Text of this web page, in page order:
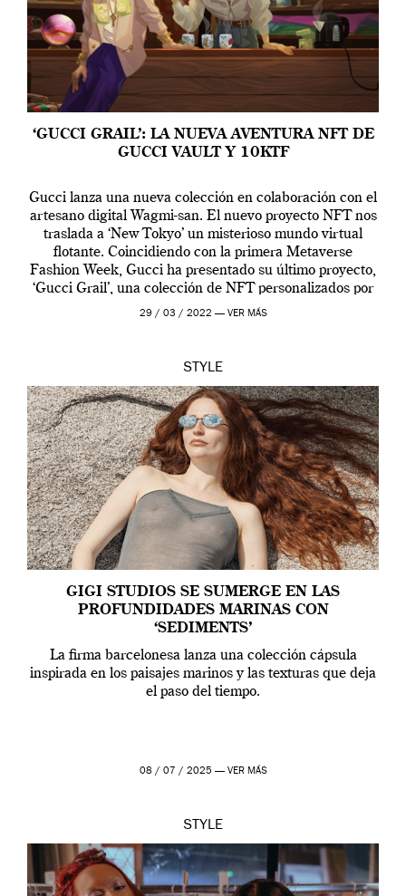
‘GUCCI GRAIL’: LA NUEVA AVENTURA NFT DE
GUCCI VAULT Y 10KTF
Gucci lanza una nueva colección en colaboración con el
artesano digital Wagmi-san. El nuevo proyecto NFT nos
traslada a ‘New Tokyo’ un misterioso mundo virtual
flotante. Coincidiendo con la primera Metaverse
Fashion Week, Gucci ha presentado su último proyecto,
‘Gucci Grail’, una colección de NFT personalizados por
Alessandro Michele, director creativo de la casa italiana
29 / 03 / 2022 — VER MÁS
STYLE
GIGI STUDIOS SE SUMERGE EN LAS
PROFUNDIDADES MARINAS CON
‘SEDIMENTS’
La firma barcelonesa lanza una colección cápsula
inspirada en los paisajes marinos y las texturas que deja
el paso del tiempo.
08 / 07 / 2025 — VER MÁS
STYLE